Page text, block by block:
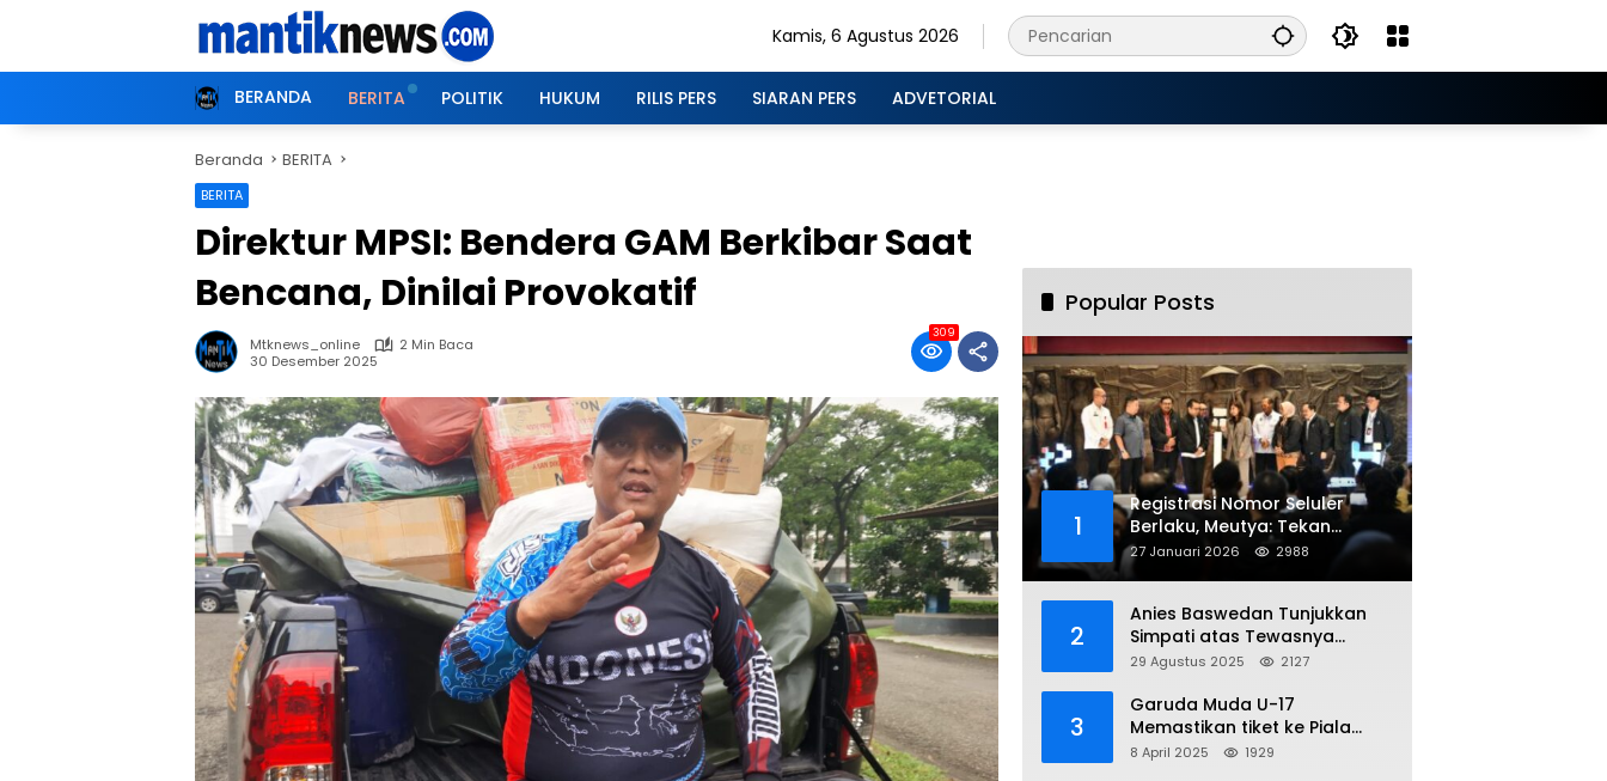
Kamis, 6 Agustus 2026
BERANDA BERITA POLITIK HUKUM RILIS PERS SIARAN PERS ADVETORIAL
Beranda BERITA
BERITA
Direktur MPSI: Bendera GAM Berkibar Saat
Bencana, Dinilai Provokatif
Mtknews_online
2 Min Baca
30 Desember 2025
309
Popular Posts
1
Registrasi Nomor Seluler
Berlaku, Meutya: Tekan
Penipuan Online
27 Januari 2026 2988
2
Anies Baswedan Tunjukkan
Simpati atas Tewasnya
Pengemudi Ojol dalam Aksi
29 Agustus 2025 2127
3
Garuda Muda U-17
Memastikan tiket ke Piala
Dunia Setelah Mencetak
8 April 2025 1929